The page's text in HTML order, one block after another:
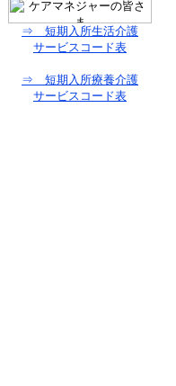
⇒ 短期入所生活介護
サービスコード表
⇒ 短期入所療養介護
サービスコード表